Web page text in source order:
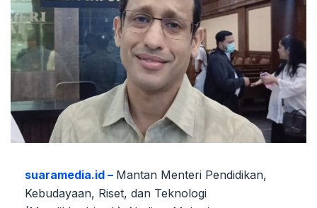
suaramedia.id – Mantan Menteri Pendidikan,
Kebudayaan, Riset, dan Teknologi